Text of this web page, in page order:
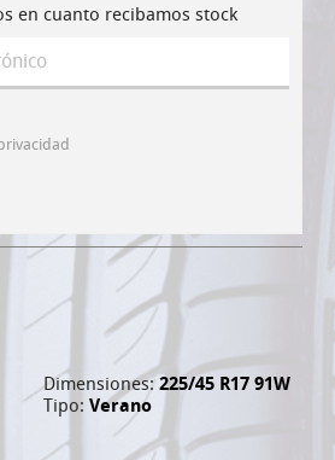
en cuanto recibamos stock
Dimensiones: 225/45 R17 91W
Tipo: Verano